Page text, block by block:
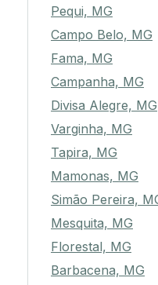
Pequi, MG
Campo Belo, MG
Fama, MG
Campanha, MG
Divisa Alegre, MG
Varginha, MG
Tapira, MG
Mamonas, MG
Simão Pereira,
Mesquita, MG
Florestal, MG
Barbacena, MG